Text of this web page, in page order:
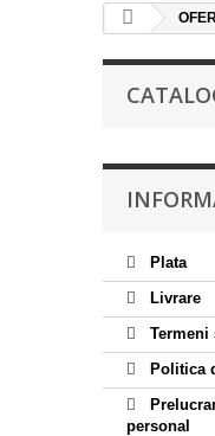
Plata
Livrare
Politica
personal